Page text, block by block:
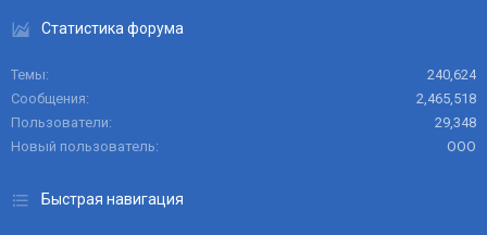
Статистика форума
Темы
240,624
Сообщения
2,465,518
Пользователи
29,348
Новый пользователь
ООО
Быстрая навигация